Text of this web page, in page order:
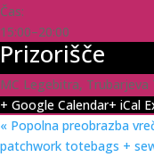
Čas:
15:00–20:00
Prizorišče
MC Legebitra, Trubarjeva
+ Google Calendar+ iCal
« Popolna preobrazba
patchwork totebags +